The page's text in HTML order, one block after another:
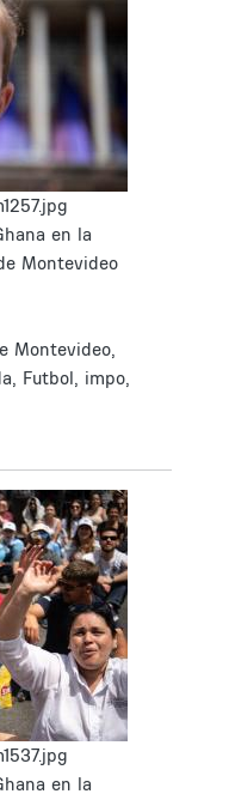
en la
Montevideo
Montevideo,
Futbol, impo,
en la